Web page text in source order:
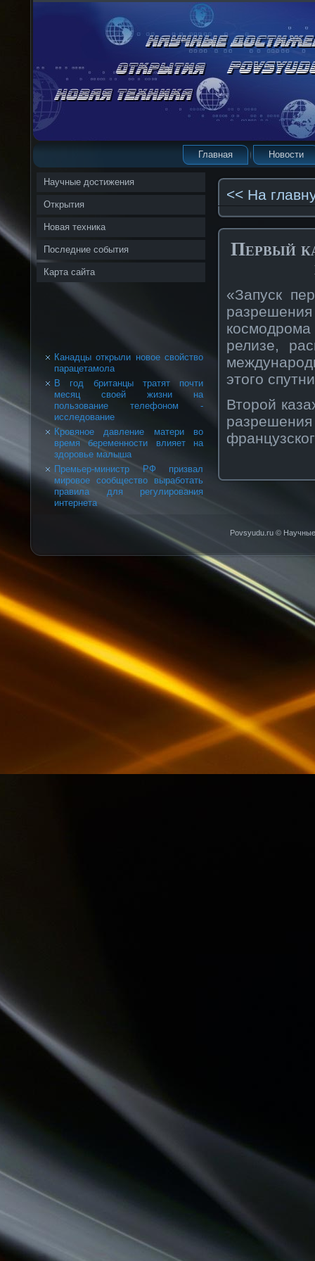
Главная Новости
Научные достижения
Открытия
Новая техника
Последние события
Карта сайта
Канадцы открыли новое свойство
парацетамола
В год британцы тратят почти
месяц своей жизни на
пользование телефоном -
исследование
Кровяное давление матери во
время беременности влияет на
здоровье малыша
Премьер-министр РФ призвал
мировое сообщество выработать
правила для регулирования
интернета
<< На
Первый
«Запуск
релизе,
этого
Второй
Povsyudu.ru © Научные